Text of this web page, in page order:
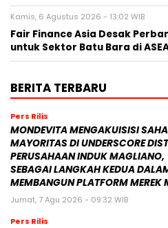
Kamis, 6 Agustus 2026 - 13:02 WIB
Fair Finance Asia Desak
untuk Sektor Batu Bara di
BERITA TERBARU
Pers Rilis
MONDEVITA MENGAKUISISI
MAYORITAS DI UNDERSCORE
PERUSAHAAN INDUK MAGLIANO,
SEBAGAI LANGKAH KEDUA
MEMBANGUN PLATFORM MEREK
Jumat, 7 Agu 2026 - 09:32 WIB
Pers Rilis